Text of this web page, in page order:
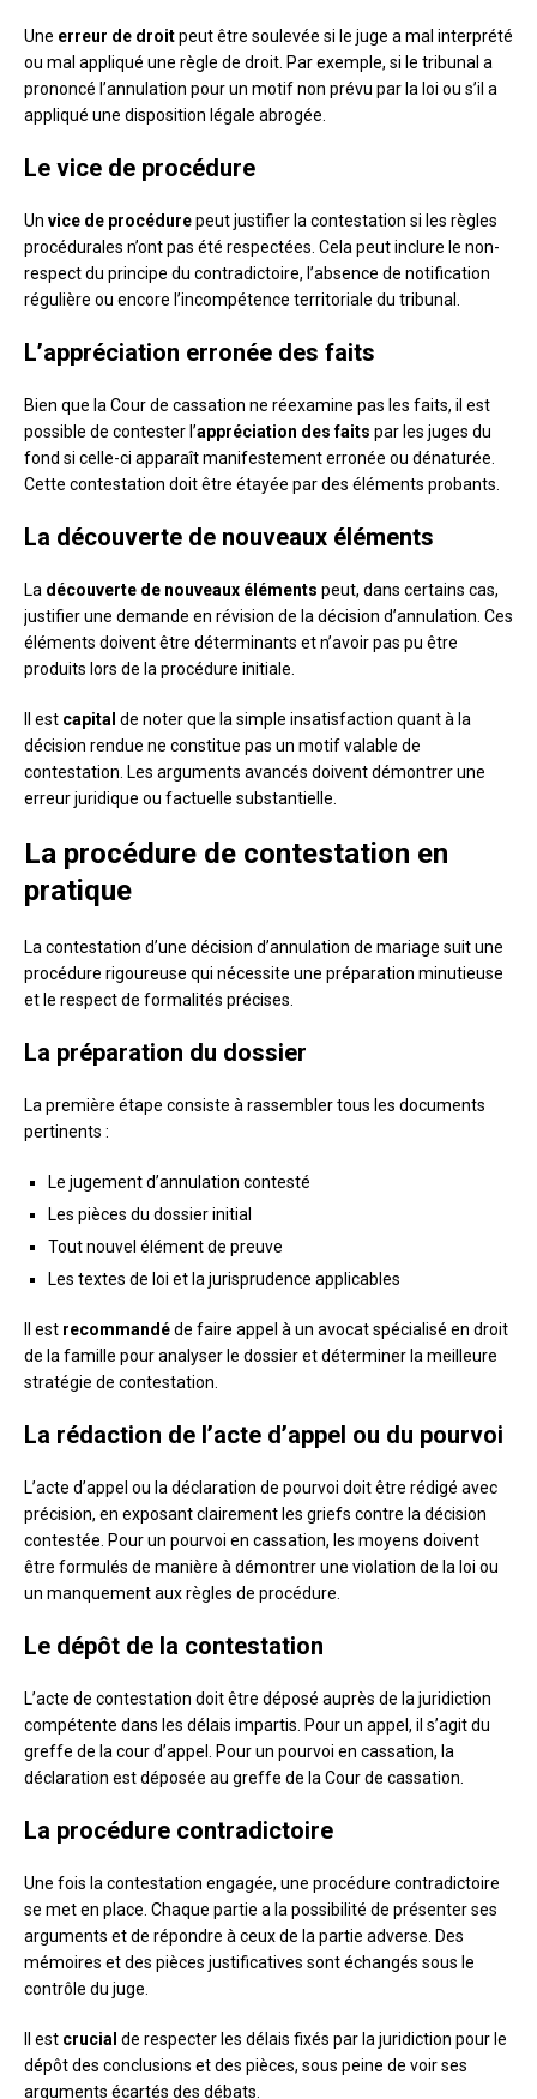
Une erreur de droitpeut être soulevée si le juge a mal interprété
ou mal appliqué une règle de droit. Par exemple, si le tribunal a
prononcé l’annulation pour un motif non prévu par la loi ou s’il a
appliqué une disposition légale abrogée.
Le vice de procédure
Un vice de procédurepeut justifier la contestation si les règles
procédurales n’ont pas été respectées. Cela peut inclure le non-
respect du principe du contradictoire, l’absence de notification
régulière ou encore l’incompétence territoriale du tribunal.
L’appréciation erronée des faits
Bien que la Cour de cassation ne réexamine pas les faits, il est
possible de contester l’appréciation des faits par les juges du
fond si celle-ci apparaît manifestement erronée ou dénaturée.
Cette contestation doit être étayée par des éléments probants.
La découverte de nouveaux éléments
La découverte de nouveaux éléments peut, dans certains cas,
justifier une demande en révision de la décision d’annulation. Ces
éléments doivent être déterminants et n’avoir pas pu être
produits lors de la procédure initiale.
Il est capital de noter que la simple insatisfaction quant à la
décision rendue ne constitue pas un motif valable de
contestation. Les arguments avancés doivent démontrer une
erreur juridique ou factuelle substantielle.
La procédure de contestation en
pratique
La contestation d’une décision d’annulation de mariage suit une
procédure rigoureuse qui nécessite une préparation minutieuse
et le respect de formalités précises.
La préparation du dossier
La première étape consiste à rassembler tous les documents
pertinents :
Le jugement d’annulation contesté
Les pièces du dossier initial
Tout nouvel élément de preuve
Les textes de loi et la jurisprudence applicables
Il est recommandéde faire appel à un avocat spécialisé en droit
de la famille pour analyser le dossier et déterminer la meilleure
stratégie de contestation.
La rédaction de l’acte d’appel ou du pourvoi
L’acte d’appel ou la déclaration de pourvoi doit être rédigé avec
précision, en exposant clairement les griefs contre la décision
contestée. Pour un pourvoi en cassation, les moyens doivent
être formulés de manière à démontrer une violation de la loi ou
un manquement aux règles de procédure.
Le dépôt de la contestation
L’acte de contestation doit être déposé auprès de la juridiction
compétente dans les délais impartis. Pour un appel, il s’agit du
greffe de la cour d’appel. Pour un pourvoi en cassation, la
déclaration est déposée au greffe de la Cour de cassation.
La procédure contradictoire
Une fois la contestation engagée, une procédure contradictoire
se met en place. Chaque partie a la possibilité de présenter ses
arguments et de répondre à ceux de la partie adverse. Des
mémoires et des pièces justificatives sont échangés sous le
contrôle du juge.
Il est crucial de respecter les délais fixés par la juridiction pour le
dépôt des conclusions et des pièces, sous peine de voir ses
arguments écartés des débats.